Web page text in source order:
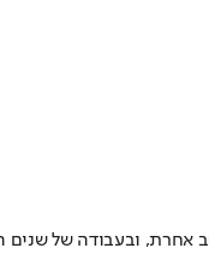
עוד, אבל מדריך קראטה אחד